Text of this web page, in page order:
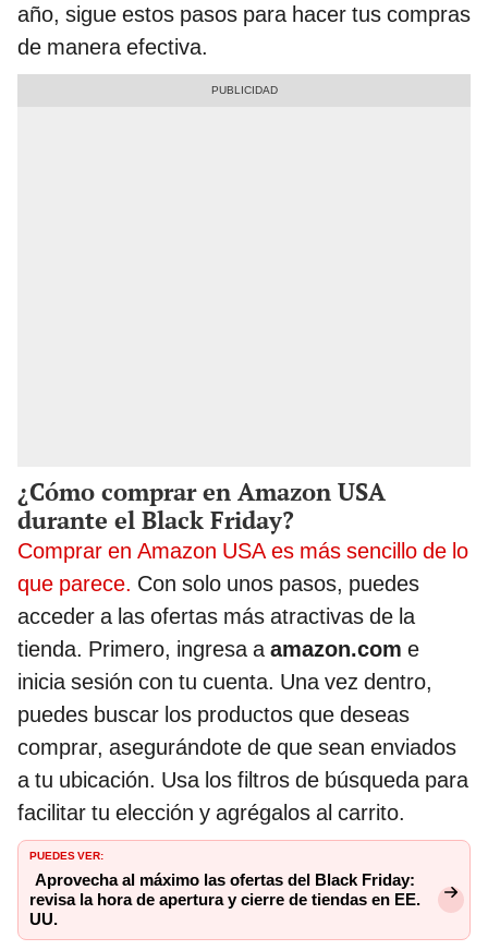
año, sigue estos pasos para hacer tus compras
de manera efectiva.
¿Cómo comprar en Amazon USA
durante el Black Friday?
Comprar en Amazon USA es más sencillo de lo
que parece. Con solo unos pasos, puedes
acceder a las ofertas más atractivas de la
tienda. Primero, ingresa aamazon.com e
inicia sesión con tu cuenta. Una vez dentro,
puedes buscar los productos que deseas
comprar, asegurándote de que sean enviados
a tu ubicación. Usa los filtros de búsqueda para
facilitar tu elección y agrégalos al carrito.
PUEDES VER:
Aprovecha al máximo las ofertas del Black Friday:
revisa la hora de apertura y cierre de tiendas en EE.
UU.